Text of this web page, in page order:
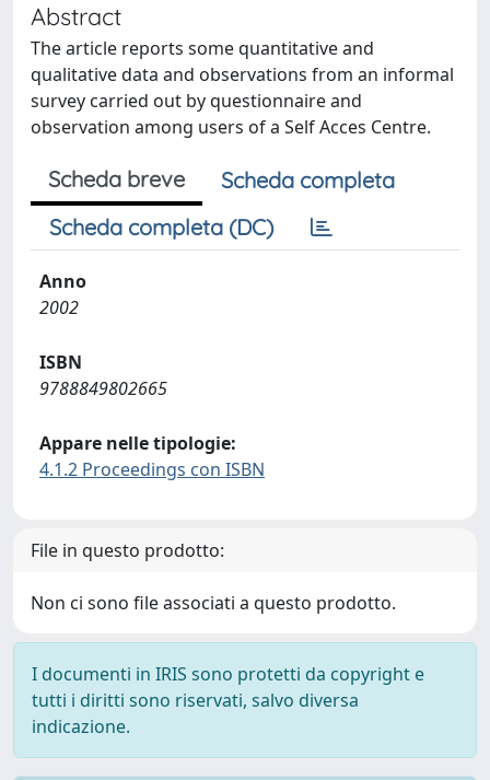
Abstract
The article reports some quantitative and
qualitative data and observations from an informal
survey carried out by questionnaire and
observation among users of a Self Acces Centre.
Scheda breve
Scheda completa
Scheda completa (DC)
Anno
2002
ISBN
9788849802665
Appare nelle tipologie:
4.1.2 Proceedings con ISBN
File in questo prodotto:
Non ci sono file associati a questo prodotto.
I documenti in IRIS sono protetti da copyright e
tutti i diritti sono riservati, salvo diversa
indicazione.